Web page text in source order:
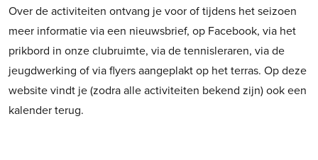
Over de activiteiten ontvang je voor of tijdens het seizoen
meer informatie via een nieuwsbrief, op Facebook, via het
prikbord in onze clubruimte, via de tennisleraren, via de
jeugdwerking of via flyers aangeplakt op het terras. Op deze
website vindt je (zodra alle activiteiten bekend zijn) ook een
kalender terug.